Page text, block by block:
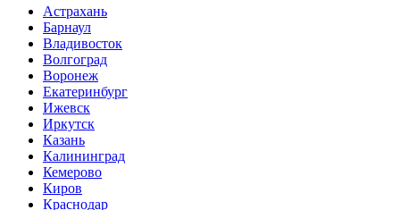
Астрахань
Барнаул
Владивосток
Волгоград
Воронеж
Екатеринбург
Ижевск
Иркутск
Казань
Калининград
Кемерово
Киров
Краснодар